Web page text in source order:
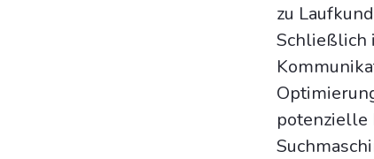
zu
Schließlich
potenzielle